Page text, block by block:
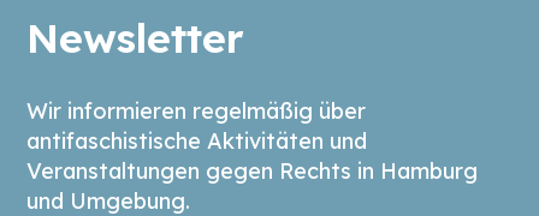
Newsletter
Wir informieren regelmäßig über
antifaschistische Aktivitäten und
Veranstaltungen gegen Rechts in Hamburg
und Umgebung.